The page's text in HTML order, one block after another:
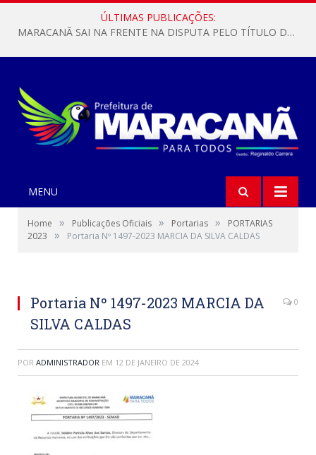
ÚLTIMAS PUBLICAÇÕES:
MARACANÃ SAI NA FRENTE NA DISPUTA PELO TÍTULO DA COPA PARÁ SUB-17!
MENU
Home » Publicações Oficiais » Portarias »
PORTARIAS
2023
» Portaria Nº 1497-2023 MARCIA DA SILVA CALDAS
Portaria Nº 1497-2023 MARCIA DA
SILVA CALDAS
0
POR ADMINISTRADOR EM 12 DE JANEIRO DE 2024